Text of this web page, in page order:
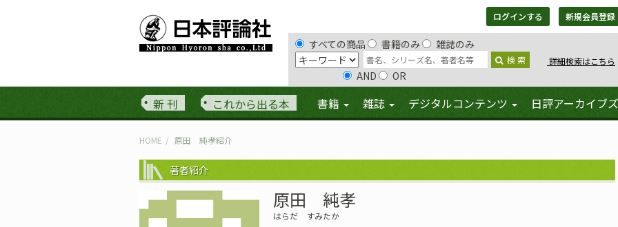
ログインする 新規会員登録
すべての商品 書籍のみ 雑誌のみ
検 索 詳細検索はこちら
AND OR
新 刊 これから出る本 書籍 雑誌 デジタルコンテンツ 日評アーカイブズ
HOME 原田 純孝紹介
著者紹介
原田 純孝
はらだ すみたか